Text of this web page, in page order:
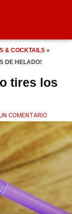
& COCKTAILS »
DE HELADO!
tires los
COMENTARIO